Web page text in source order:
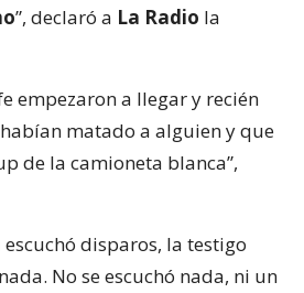
”, declaró a La Radio la
empezaron a llegar y recién
matado a alguien y que
de la camioneta blanca”,
disparos, la testigo
No se escuchó nada, ni un